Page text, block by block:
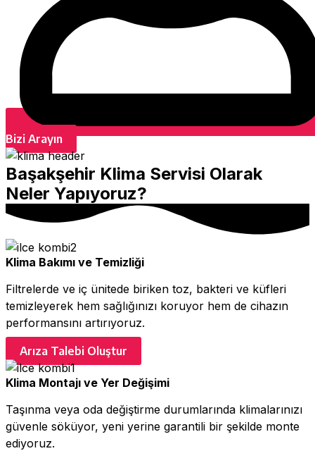
Bizi Arayın
Başakşehir Klima Servisi Olarak
Neler Yapıyoruz?
Klima Bakımı ve Temizliği
Filtrelerde ve iç ünitede biriken toz, bakteri ve küfleri
temizleyerek hem sağlığınızı koruyor hem de cihazın
performansını artırıyoruz.
Arıza Talebi Oluştur
Klima Montajı ve Yer Değişimi
Taşınma veya oda değiştirme durumlarında klimalarınızı
güvenle söküyor, yeni yerine garantili bir şekilde monte
ediyoruz.